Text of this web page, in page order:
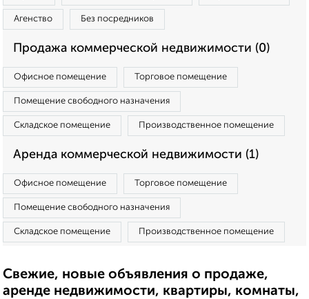
Агенство Без посредников
Продажа коммерческой недвижимости (0)
Офисное помещение Торговое помещение
Помещение свободного назначения
Складское помещение Производственное помещение
Аренда коммерческой недвижимости (1)
Офисное помещение Торговое помещение
Помещение свободного назначения
Складское помещение Производственное помещение
Свежие, новые объявления о продаже,
аренде недвижимости, квартиры, комнаты,